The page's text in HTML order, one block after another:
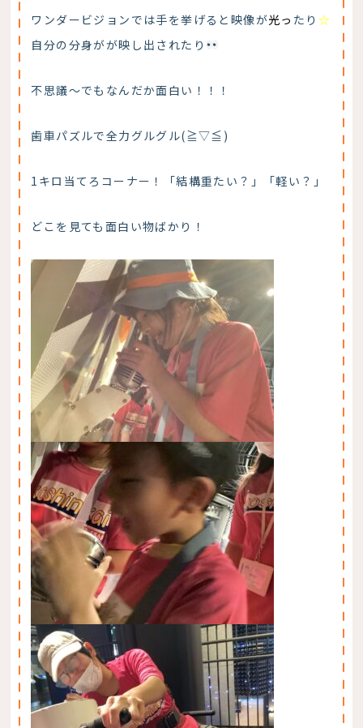
ワンダービジョンでは手を挙げると映像が光っ たり ☆
自分の分身がが映し出されたり
不思議～でもなんだか面白い！！！
歯車パズルで全力グルグル(≧▽≦)
1キロ当てろコーナー！「結構重たい？」「軽い？」
どこを見ても面白い物ばかり！